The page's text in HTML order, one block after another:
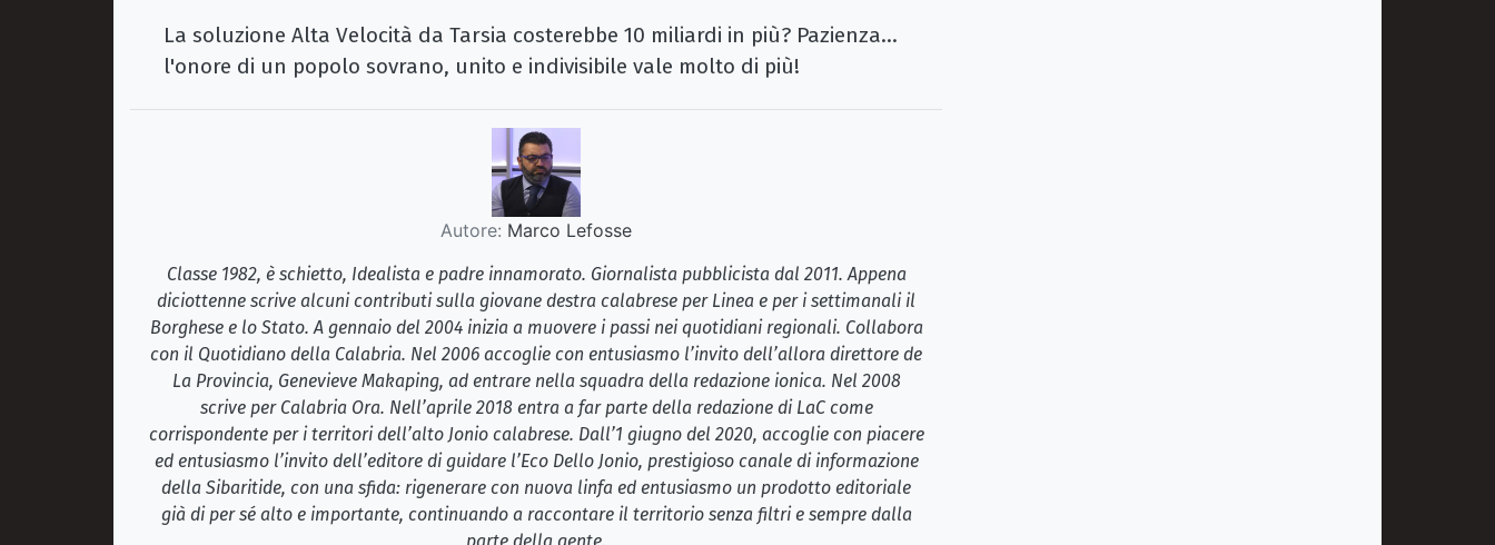
La soluzione Alta Velocità da Tarsia costerebbe 10 miliardi in più? Pazienza...
l'onore di un popolo sovrano, unito e indivisibile vale molto di più!
Autore: Marco Lefosse
Classe 1982, è schietto, Idealista e padre innamorato. Giornalista pubblicista dal 2011. Appena
diciottenne scrive alcuni contributi sulla giovane destra calabrese per Linea e per i settimanali il
Borghese e lo Stato. A gennaio del 2004 inizia a muovere i passi nei quotidiani regionali. Collabora
con il Quotidiano della Calabria. Nel 2006 accoglie con entusiasmo l’invito dell’allora direttore de
La Provincia, Genevieve Makaping, ad entrare nella squadra della redazione ionica. Nel 2008
scrive per Calabria Ora. Nell’aprile 2018 entra a far parte della redazione di LaC come
corrispondente per i territori dell’alto Jonio calabrese. Dall’1 giugno del 2020, accoglie con piacere
ed entusiasmo l’invito dell’editore di guidare l’Eco Dello Jonio, prestigioso canale di informazione
della Sibaritide, con una sfida: rigenerare con nuova linfa ed entusiasmo un prodotto editoriale
già di per sé alto e importante, continuando a raccontare il territorio senza filtri e sempre dalla
parte della gente.